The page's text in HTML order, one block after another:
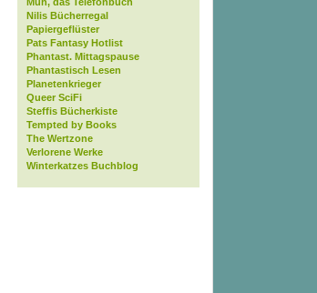
Nilis Bücherregal
Papiergeflüster
Pats Fantasy Hotlist
Phantast. Mittagspause
Phantastisch Lesen
Planetenkrieger
Queer SciFi
Steffis Bücherkiste
Tempted by Books
The Wertzone
Verlorene Werke
Winterkatzes Buchblog